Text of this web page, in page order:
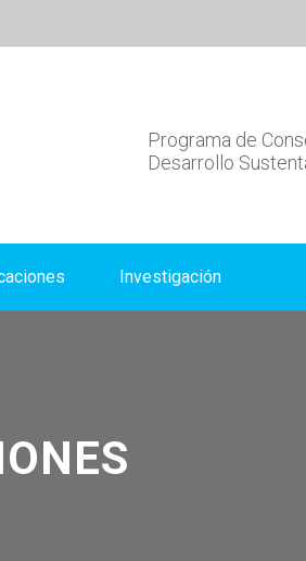
Programa de
Desarrollo
Investigación